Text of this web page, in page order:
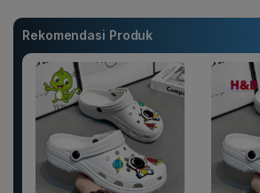
Rekomendasi Produk